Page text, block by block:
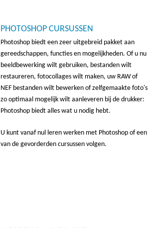
PHOTOSHOP CURSUSSEN
Photoshop biedt een zeer uitgebreid pakket aan
gereedschappen, functies en mogelijkheden. Of u nu
beeldbewerking wilt gebruiken, bestanden wilt
restaureren, fotocollages wilt maken, uw RAW of
NEF bestanden wilt bewerken of zelfgemaakte foto's
zo optimaal mogelijk wilt aanleveren bij de drukker:
Photoshop biedt alles wat u nodig hebt.
U kunt vanaf nul leren werken met Photoshop of een
van de gevorderden cursussen volgen.